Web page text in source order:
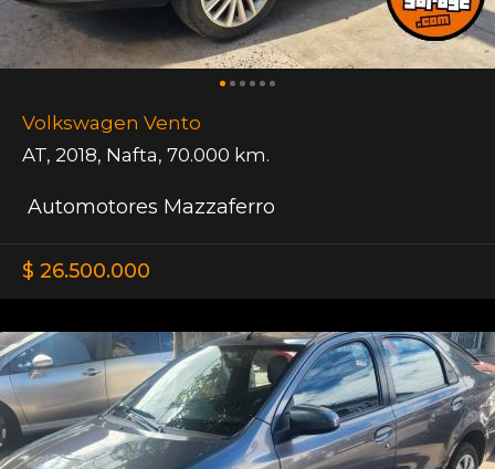
Volkswagen Vento
AT, 2018, Nafta, 70.000 km.
Automotores Mazzaferro
$ 26.500.000